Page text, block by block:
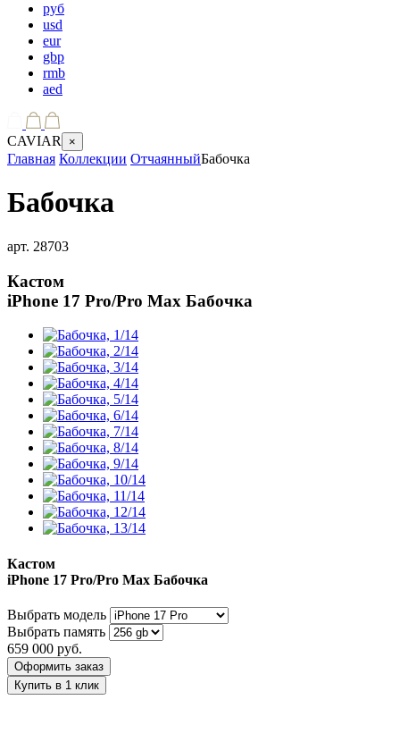
руб
usd
eur
gbp
rmb
aed
CAVIAR ×
Главная Коллекции ОтчаянныйБабочка
Бабочка
арт. 28703
Кастом
iPhone 17 Pro/Pro Max Бабочка
Кастом
iPhone 17 Pro/Pro Max Бабочка
Выбрать модель
Выбрать память
659 000 руб.
Оформить заказ
Купить в 1 клик